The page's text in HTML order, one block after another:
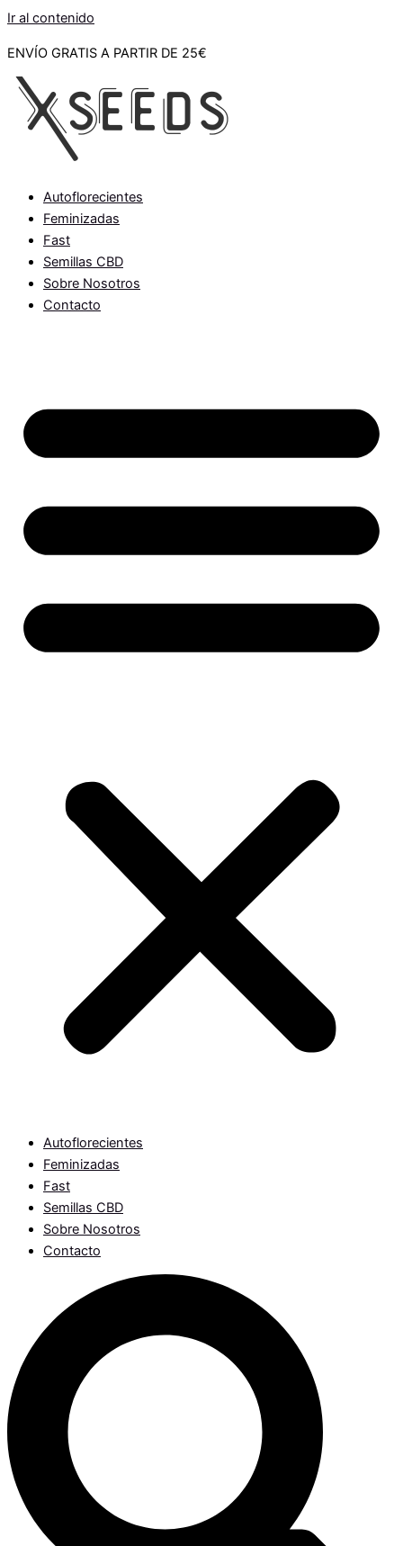
Ir al contenido
ENVÍO GRATIS A PARTIR DE 25€
Autoflorecientes
Feminizadas
Fast
Semillas CBD
Sobre Nosotros
Contacto
Autoflorecientes
Feminizadas
Fast
Semillas CBD
Sobre Nosotros
Contacto